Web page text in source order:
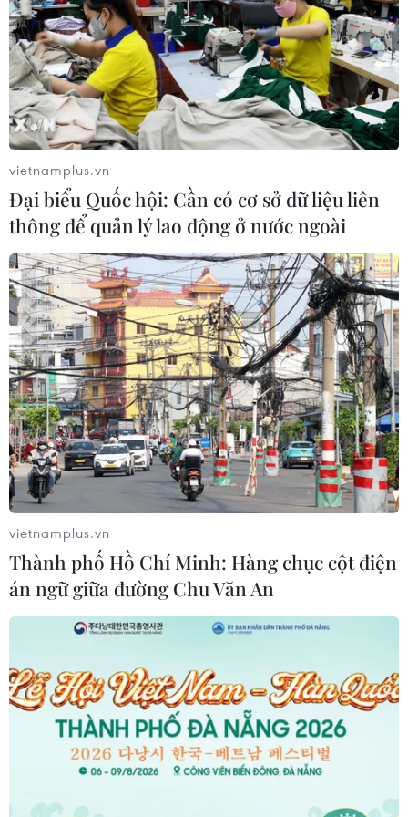
TIN CÙNG CHUYÊN MỤC
Mỹ phát tín hiệu ủng hộ ổn định
đồng won của Hàn Quốc
Mỹ hoàn trả khoảng 100 tỷ USD thuế
quan sau phán quyết của Tòa án Tối
05/08/2026 22:58
Nhật Bản: Nội các thông qua chính
sách giảm thuế tiêu thụ thực phẩm
05/08/2026 15:30
vietnamplus.vn
Đại biểu Quốc hội: Cần có cơ sở dữ liệu liên
thông để quản lý lao động ở nước ngoài
vietnamplus.vn
Thành phố Hồ Chí Minh: Hàng chục cột điện
án ngữ giữa đường Chu Văn An